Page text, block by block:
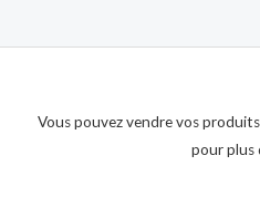
Vous pouvez vendre vos
pour plus